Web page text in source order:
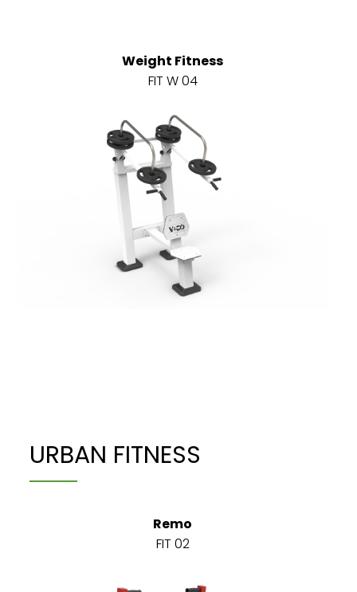
Weight Fitness
FIT W 04
URBAN FITNESS
Remo
FIT 02